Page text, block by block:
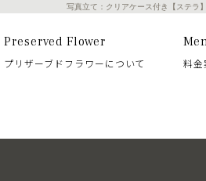
写真立て：クリアケース付き【ステラ
Preserved Flower
プリザーブドフラワーについて 料